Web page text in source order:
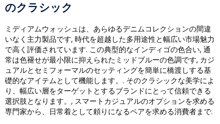
のクラシック
ミディアムウォッシュは、あらゆるデニムコレクションの間違
いなく主力製品です, 時代を超越した多用途性と幅広い市場魅力
で高く評価されています. この典型的なインディゴの色合い, 通
常は色褪せが最小限に抑えられたミッドブルーの色調です, カジ
ュアルとセミフォーマルのセッティングを簡単に橋渡しする基
礎的なアイテムとして機能します。. そのクラシックな美学によ
り、幅広い層をターゲットとするブランドにとって信頼できる
選択肢となります。, スマートカジュアルのオプションを求める
専門家から、日常着として頼りになるペアを求める消費者まで.